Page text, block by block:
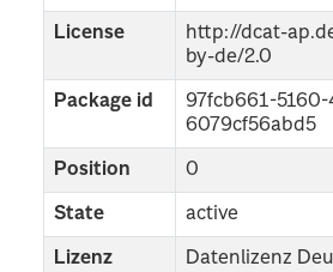
License
http://dcat-
by-de/2.0
Package id
97fcb661-
6079cf56abd5
Position 0
State active
Lizenz
Datenlizenz